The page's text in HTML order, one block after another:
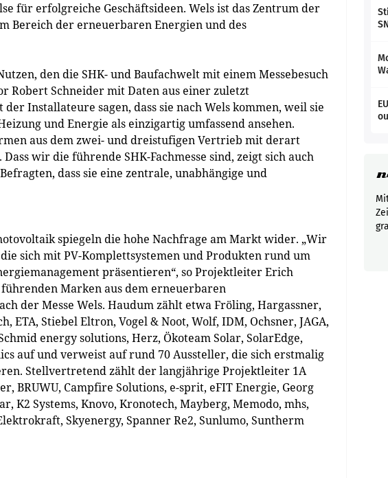
für erfolgreiche Geschäftsideen. Wels ist das Zentrum der
Bereich der erneuerbaren Energien und des
den die SHK- und Baufachwelt mit einem Messebesuch
Robert Schneider mit Daten aus einer zuletzt
Installateure sagen, dass sie nach Wels kommen, weil sie
und Energie als einzigartig umfassend ansehen.
aus dem zwei- und dreistufigen Vertrieb mit derart
wir die führende SHK-Fachmesse sind, zeigt sich auch
dass sie eine zentrale, unabhängige und
spiegeln die hohe Nachfrage am Markt wider. „Wir
sich mit PV-Komplettsystemen und Produkten rund um
präsentieren“, so Projektleiter Erich
Marken aus dem erneuerbaren
der Messe Wels. Haudum zählt etwa Fröling, Hargassner,
ETA, Stiebel Eltron, Vogel & Noot, Wolf, IDM, Ochsner, JAGA,
energy solutions, Herz, Ökoteam Solar, SolarEdge,
auf und verweist auf rund 70 Aussteller, die sich erstmalig
Stellvertretend zählt der langjährige Projektleiter 1A
BRUWU, Campfire Solutions, e-sprit, eFIT Energie, Georg
K2 Systems, Knovo, Kronotech, Mayberg, Memodo, mhs,
Skyenergy, Spanner Re2, Sunlumo, Suntherm